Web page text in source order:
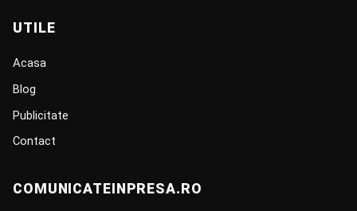
UTILE
Acasa
Blog
Publicitate
Contact
COMUNICATEINPRESA.RO